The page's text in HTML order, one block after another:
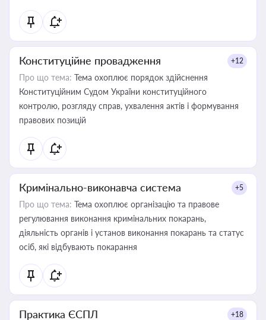
Конституційне провадження +12
Про що тема: Тема охоплює порядок здійснення
Конституційним Судом України конституційного
контролю, розгляду справ, ухвалення актів і формування
правових позицій
Кримінально-виконавча система +5
Про що тема: Тема охоплює організацію та правове
регулювання виконання кримінальних покарань,
діяльність органів і установ виконання покарань та статус
осіб, які відбувають покарання
Практика ЄСПЛ +18